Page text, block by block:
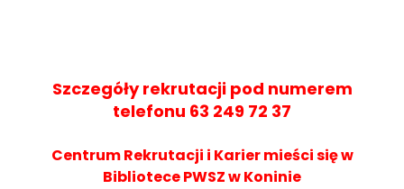
Szczegóły rekrutacji pod numerem
telefonu 63 249 72 37
Centrum Rekrutacji i Karier mieści się w
Bibliotece PWSZ w Koninie